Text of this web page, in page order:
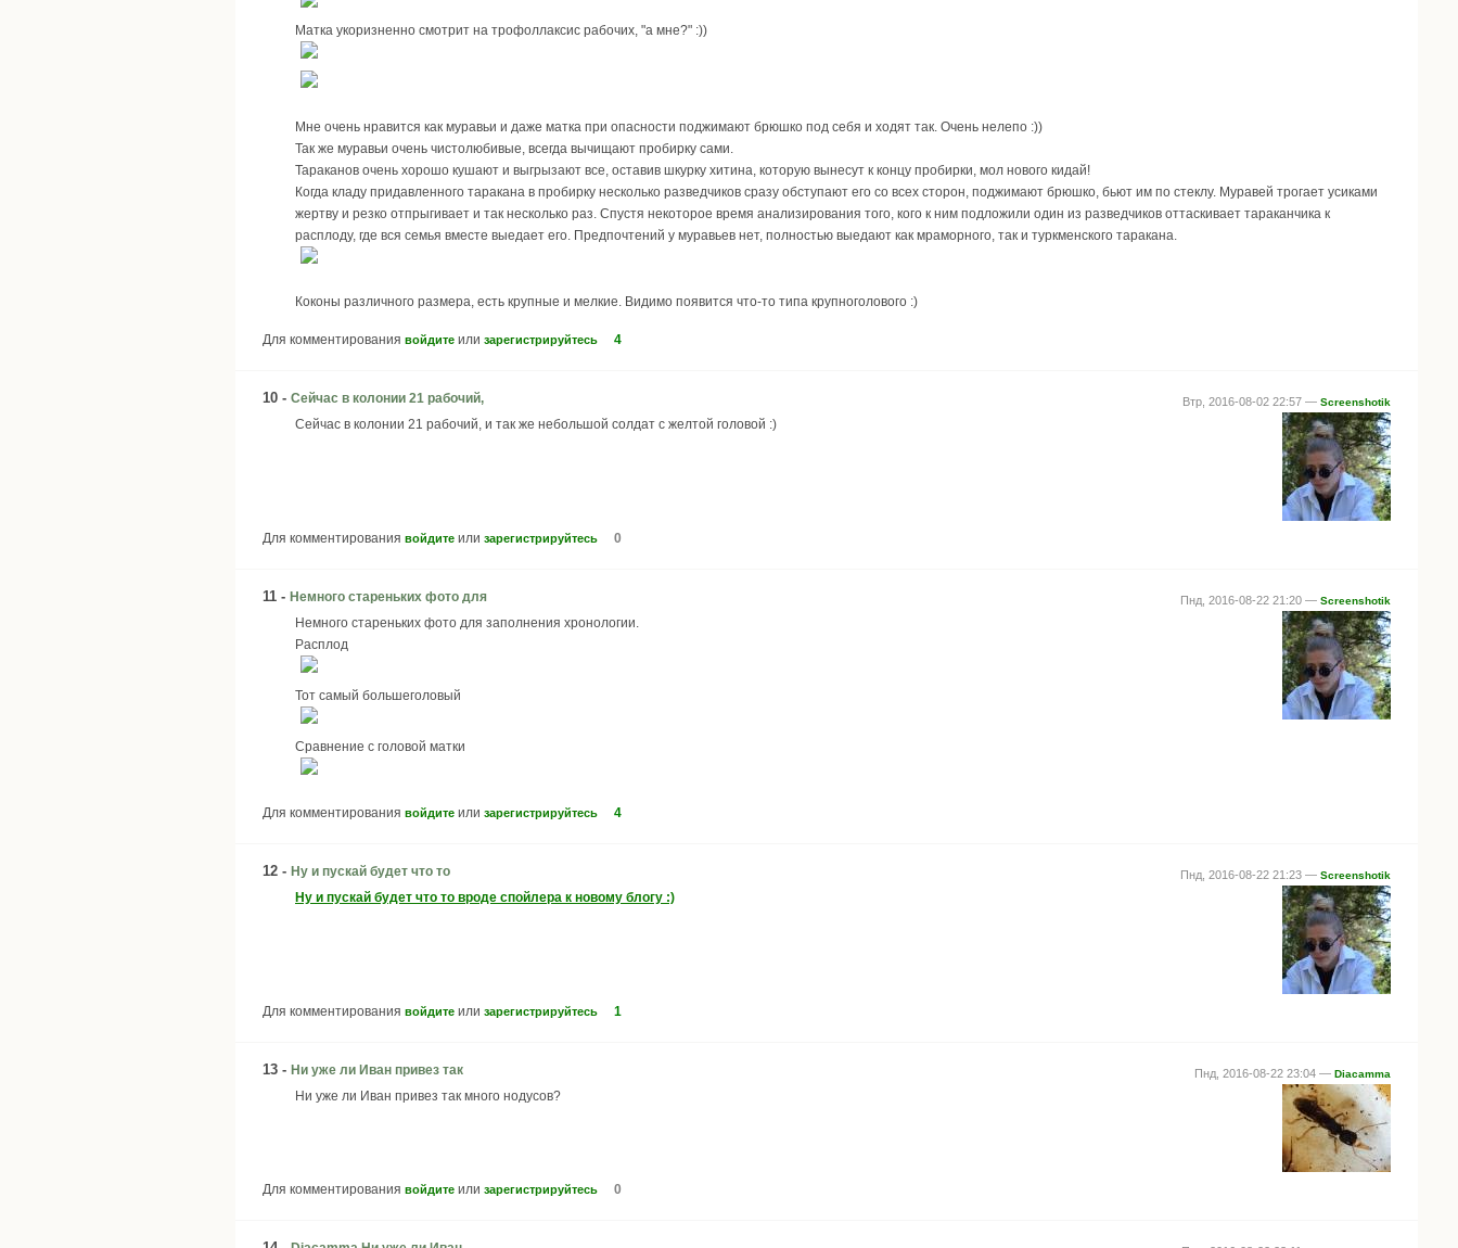
Матка укоризненно смотрит на трофоллаксис рабочих, "а мне?" :))
Мне очень нравится как муравьи и даже матка при опасности поджимают брюшко под себя и ходят так. Очень нелепо :))
Так же муравьи очень чистолюбивые, всегда вычищают пробирку сами.
Тараканов очень хорошо кушают и выгрызают все, оставив шкурку хитина, которую вынесут к концу пробирки, мол нового кидай!
Когда кладу придавленного таракана в пробирку несколько разведчиков сразу обступают его со всех сторон, поджимают брюшко, бьют им по стеклу. Муравей трогает усиками
жертву и резко отпрыгивает и так несколько раз. Спустя некоторое время анализирования того, кого к ним подложили один из разведчиков оттаскивает тараканчика к
расплоду, где вся семья вместе выедает его. Предпочтений у муравьев нет, полностью выедают как мраморного, так и туркменского таракана.
Коконы различного размера, есть крупные и мелкие. Видимо появится что-то типа крупноголового :)
Для комментирования войдите или зарегистрируйтесь 4
Втр, 2016-08-02 22:57 — Screenshotik
10 - Сейчас в колонии 21 рабочий,
Сейчас в колонии 21 рабочий, и так же небольшой солдат с желтой головой :)
Для комментирования войдите или зарегистрируйтесь 0
Пнд, 2016-08-22 21:20 — Screenshotik
11 - Немного стареньких фото для
Немного стареньких фото для заполнения хронологии.
Расплод
Тот самый большеголовый
Сравнение с головой матки
Для комментирования войдите или зарегистрируйтесь 4
Пнд, 2016-08-22 21:23 — Screenshotik
12 - Ну и пускай будет что то
Ну и пускай будет что то вроде спойлера к новому блогу :)
Для комментирования войдите или зарегистрируйтесь 1
Пнд, 2016-08-22 23:04 — Diacamma
13 - Ни уже ли Иван привез так
Ни уже ли Иван привез так много нодусов?
Для комментирования войдите или зарегистрируйтесь 0